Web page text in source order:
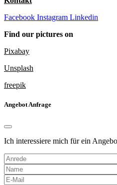
Facebook Instagram Linkedin
Find our pictures on
Pixabay
Unsplash
freepik
Angebot Anfrage
Ich interessiere mich für ein